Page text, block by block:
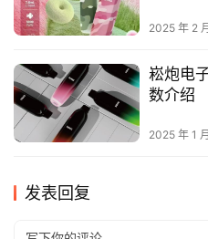
2025 年 2
崧炮电
数介绍
2025 年 1
发表回复